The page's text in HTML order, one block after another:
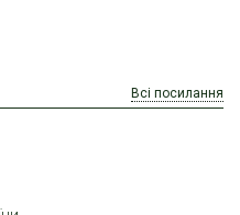
Всі посилання